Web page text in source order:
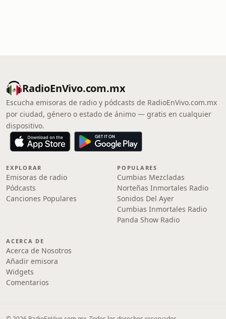
RadioEnVivo.com.mx
Escucha emisoras de radio y pódcasts de RadioEnVivo.com.mx
por ciudad, género o estado de ánimo — gratis en cualquier
dispositivo.
EXPLORAR
Emisoras de radio
Pódcasts
Canciones Populares
POPULARES
Cumbias Mezcladas
Norteñas Inmortales Radio
Sonidos Del Ayer
Cumbias Inmortales Radio
Panda Show Radio
ACERCA DE
Acerca de Nosotros
Añadir emisora
Widgets
Comentarios